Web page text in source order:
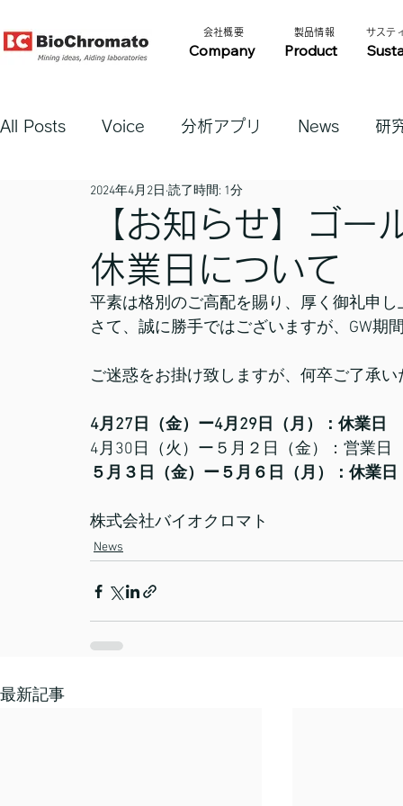
Company Product
​製品情報​​
​会社概要​​ サステ
All Posts Voice 分析アプリ News 研
【お知らせ】ゴー
休業日について
2024年4月2日 読了時間: 1分
平素は格別のご高配を賜り、厚く御礼申し
さて、誠に勝手ではございますが、GW期
ご迷惑をお掛け致しますが、何卒ご了承
4月27日（金）ー4月29日（月）：休業日
4月30日（火）ー５月２日（金）：営業日
５月３日（金）ー５月６日（月）：休業日
株式会社バイオクロマト
News
最新記事